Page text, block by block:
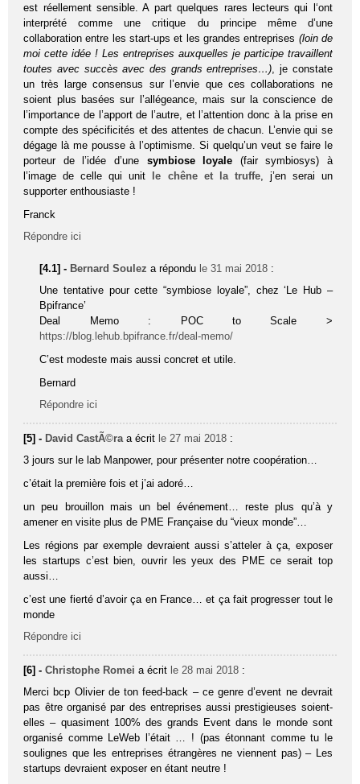
est réellement sensible. A part quelques rares lecteurs qui l‘ont
interprété comme une critique du principe même d’une
collaboration entre les start-ups et les grandes entreprises (loin de
moi cette idée ! Les entreprises auxquelles je participe travaillent
toutes avec succès avec des grands entreprises…), je constate
un très large consensus sur l’envie que ces collaborations ne
soient plus basées sur l’allégeance, mais sur la conscience de
l’importance de l’apport de l’autre, et l’attention donc à la prise en
compte des spécificités et des attentes de chacun. L’envie qui se
dégage là me pousse à l’optimisme. Si quelqu’un veut se faire le
porteur de l’idée d’une symbiose loyale (fair symbiosys) à
l’image de celle qui unit
le chêne et la truffe, j’en serai un
supporter enthousiaste !
Franck
Répondre ici
[4.1] - Bernard Soulez a répondu le 31 mai 2018 :
Une tentative pour cette “symbiose loyale”, chez ‘Le Hub –
Bpifrance’
Deal Memo : POC to Scale >
https://blog.lehub.bpifrance.fr/deal-memo/
C’est modeste mais aussi concret et utile.
Bernard
Répondre ici
[5] - David CastÃ©ra a écrit le 27 mai 2018 :
3 jours sur le lab Manpower, pour présenter notre coopération…
c’était la première fois et j’ai adoré…
un peu brouillon mais un bel événement… reste plus qu’à y
amener en visite plus de PME Française du “vieux monde”…
Les régions par exemple devraient aussi s’atteler à ça, exposer
les startups c’est bien, ouvrir les yeux des PME ce serait top
aussi…
c’est une fierté d’avoir ça en France… et ça fait progresser tout le
monde
Répondre ici
[6] -Christophe Romei a écrit le 28 mai 2018 :
Merci bcp Olivier de ton feed-back – ce genre d’event ne devrait
pas être organisé par des entreprises aussi prestigieuses soient-
elles – quasiment 100% des grands Event dans le monde sont
organisé comme LeWeb l’était … ! (pas étonnant comme tu le
soulignes que les entreprises étrangères ne viennent pas) – Les
startups devraient exposer en étant neutre !